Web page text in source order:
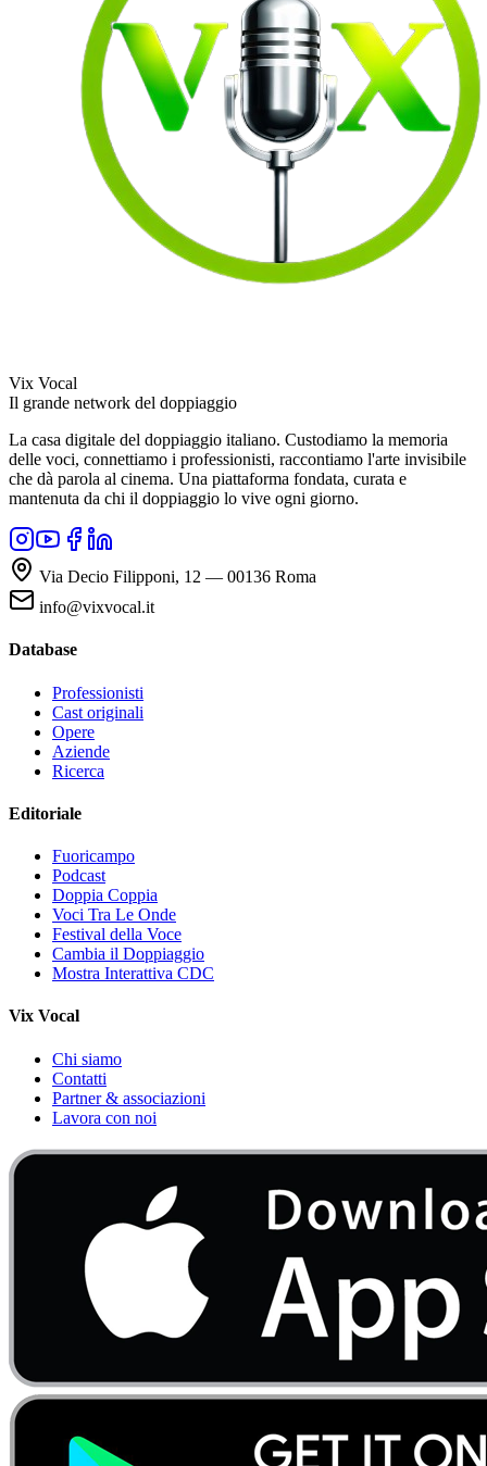
Vix Vocal
Il grande network del doppiaggio
La casa digitale del doppiaggio italiano. Custodiamo la memoria
delle voci, connettiamo i professionisti, raccontiamo l'arte invisibile
che dà parola al cinema. Una piattaforma fondata, curata e
mantenuta da chi il doppiaggio lo vive ogni giorno.
Via Decio Filipponi, 12 — 00136 Roma
info@vixvocal.it
Database
Professionisti
Cast originali
Opere
Aziende
Ricerca
Editoriale
Fuoricampo
Podcast
Doppia Coppia
Voci Tra Le Onde
Festival della Voce
Cambia il Doppiaggio
Mostra Interattiva CDC
Vix Vocal
Chi siamo
Contatti
Partner & associazioni
Lavora con noi